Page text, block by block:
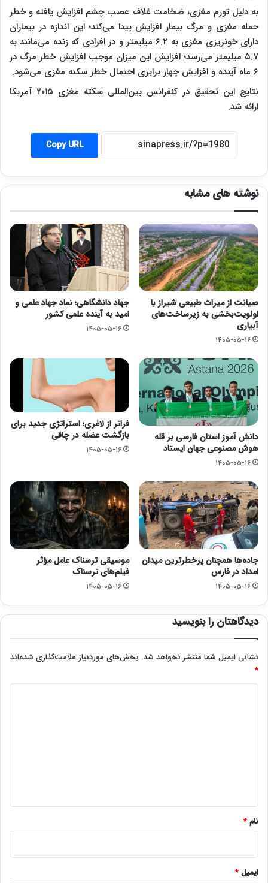
به دلیل تورم مغزی، ضخامت غلاف عصب چشم افزایش یافته و خطر
حمله مغزی و مرگ بیمار افزایش پیدا می‌کند؛ این اندازه در بیماران
دارای خونریزی مغزی به ۶.۲ میلیمتر و در افرادی که زنده می‌مانند به
۵.۷ میلیمتر می‌رسد؛ افزایش این میزان موجب افزایش خطر مرگ در
۶ ماه آینده و افزایش چهار برابری احتمال خطر سکته مغزی می‌شود.
نتایج این تحقیق در کنفرانس بین‌المللی سکته مغزی ۲۰۱۵ آمریکا
ارائه شد.
Copy URL
نوشته های مشابه
صیانت از میراث طبیعی شیراز با
اولویت‌بخشی به زیرساخت‌های
آبیاری
۱۴۰۵-۰۵-۱۶
جهاد دانشگاهی؛ نماد جهاد علمی و
امید به آینده علمی کشور
۱۴۰۵-۰۵-۱۶
دانش آموز استان فارسی بر قله
هوش مصنوعی جهان ایستاد
۱۴۰۵-۰۵-۱۶
فراتر از لاغری؛ استراتژی جدید برای
بازگشت عضله در چاقی
۱۴۰۵-۰۵-۱۶
جاده‌ها همچنان پرخطرترین میدان
امداد در فارس
۱۴۰۵-۰۵-۱۶
موسیقی ترسناک عامل مؤثر
فیلم‌های ترسناک
۱۴۰۵-۰۵-۱۶
دیدگاهتان را بنویسید
نشانی ایمیل شما منتشر نخواهد شد. بخش‌های موردنیاز علامت‌گذاری شده‌اند
*
نام*
ایمیل*